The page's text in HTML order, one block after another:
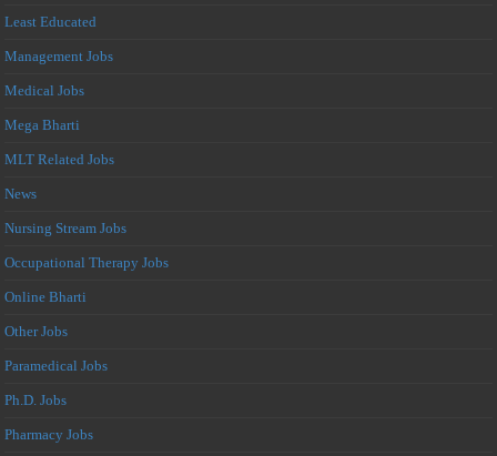
Least Educated
Management Jobs
Medical Jobs
Mega Bharti
MLT Related Jobs
News
Nursing Stream Jobs
Occupational Therapy Jobs
Online Bharti
Other Jobs
Paramedical Jobs
Ph.D. Jobs
Pharmacy Jobs